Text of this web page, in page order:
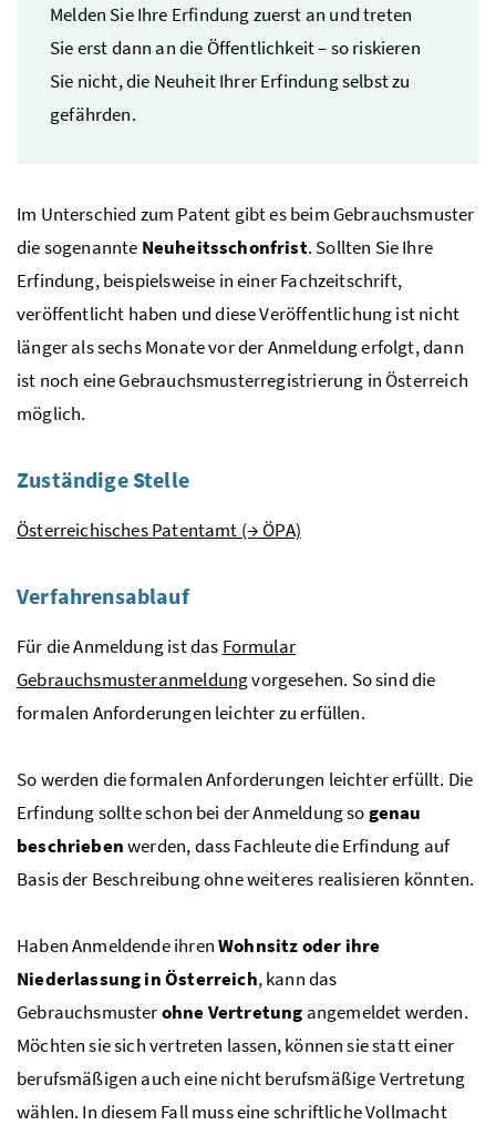
Melden Sie Ihre Erfindung zuerst an und treten
Sie erst dann an die Öffentlichkeit – so riskieren
Sie nicht, die Neuheit Ihrer Erfindung selbst zu
gefährden.
Im Unterschied zum Patent gibt es beim Gebrauchsmuster
die sogenannte Neuheitsschonfrist. Sollten Sie Ihre
Erfindung, beispielsweise in einer Fachzeitschrift,
veröffentlicht haben und diese Veröffentlichung ist nicht
länger als sechs Monate vor der Anmeldung erfolgt, dann
ist noch eine Gebrauchsmusterregistrierung in Österreich
möglich.
Zuständige Stelle
Österreichisches Patentamt (→ ÖPA)
Verfahrensablauf
Für die Anmeldung ist das Formular
Gebrauchsmusteranmeldungvorgesehen. So sind die
formalen Anforderungen leichter zu erfüllen.
So werden die formalen Anforderungen leichter erfüllt. Die
Erfindung sollte schon bei der Anmeldung sogenau
beschriebenwerden, dass Fachleute die Erfindung auf
Basis der Beschreibung ohne weiteres realisieren könnten.
Haben Anmeldende ihrenWohnsitz oder ihre
Niederlassung in Österreich, kann das
Gebrauchsmusterohne Vertretung angemeldet werden.
Möchten sie sich vertreten lassen, können sie statt einer
berufsmäßigen auch eine nicht berufsmäßige Vertretung
wählen. In diesem Fall muss eine schriftliche Vollmacht